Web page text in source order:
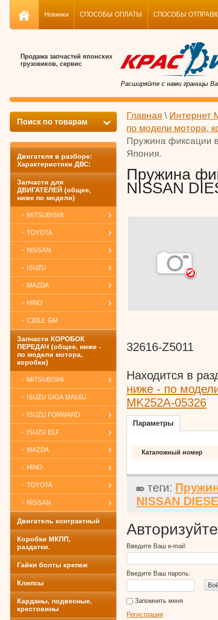
Новинки СПОСОБЫ ОПЛАТЫ СПОСОБЫ ОТПРАВКИ,
Продажа запчастей японских
грузовиков, сервис
Расширяйте с нами границы
Поиск по товарам
Двигателя в разборе:
Характеристики ДВС:
Запчасти для
ДВИГАТЕЛЕЙ (общее,
ниже по модели)
MITSUBISHI
TOYOTA
NISSAN
ISUZU
MAZDA
HINO
C20LE GM
Запчасти КОРОБОК
ПЕРЕДАЧ (общее, ниже -
по модели мотора,
коробки)
MITSUBISHI
ISUZU GIGA MAL6U
ISUZU FORWARD
ISUZU ELF
MAZDA
HINO
TOYOTA
NISSAN
Двигатель контрактный
Коробки МКПП,
раздатки.
Гайки болты крепеж
Клипсы
Карданы, подвесные,
крестовины
Главная \ Интернет
по модели мотора,
Пружина фиксации
Япония.
Пружина
NISSAN
32616-Z5011
Находится в
ниже - по
MK252A-05326
Параметры
Каталожный номер
теги:
NISSAN
Введите Ваш e-mail:
Введите Ваш пароль:
Запомнить меня
Регистрация